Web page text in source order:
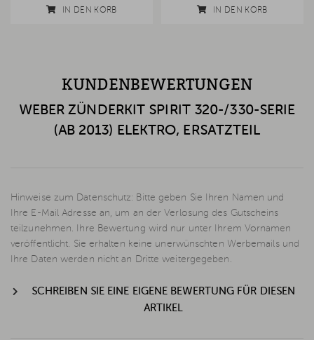
IN DEN KORB IN DEN KORB
KUNDENBEWERTUNGEN
WEBER ZÜNDERKIT SPIRIT 320-/330-SERIE
(AB 2013) ELEKTRO, ERSATZTEIL
Hinweise zum Datenschutz: Bitte geben Sie Ihren Namen und
Ihre E-Mail Adresse an, um an der Verlosung des Gutscheins
teilzunehmen. Ihre Bewertung wird nur unter Ihrem Vornamen
veröffentlicht. Sie erhalten keine unerwünschten Werbemails und
Ihre Daten werden nicht an Dritte weitergegeben.
SCHREIBEN SIE EINE EIGENE BEWERTUNG FÜR DIESEN
ARTIKEL